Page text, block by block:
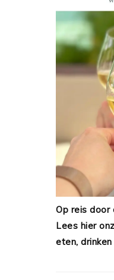
Op reis door
Lees hier
eten,